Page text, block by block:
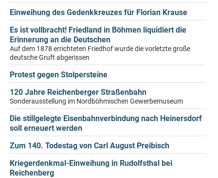
Einweihung des Gedenkkreuzes für Florian Krause
Es ist vollbracht! Friedland in Böhmen liquidiert die
Erinnerung an die Deutschen
Auf dem 1878 errichteten Friedhof wurde die vorletzte große
deutsche Gruft abgerissen
Protest gegen Stolpersteine
120 Jahre Reichenberger Straßenbahn
Sonderausstellung im Nordböhmischen Gewerbemuseum
Die stillgelegte Eisenbahnverbindung nach Heinersdorf
soll erneuert werden
Zum 140. Todestag von Carl August Preibisch
Kriegerdenkmal-Einweihung in Rudolfsthal bei
Reichenberg